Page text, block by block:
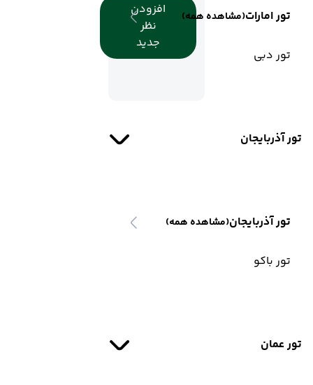
تور امارات(مشاهده همه)
تور دبی
تور آذربایجان
تور آذربایجان(مشاهده همه)
تور باکو
تور عمان
افزودن
نظر
جدید